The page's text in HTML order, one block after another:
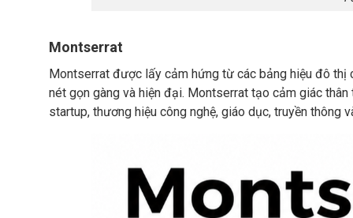
Montserrat
Montserrat được lấy cảm hứng từ các bảng hiệu đô
nét gọn gàng và hiện đại. Montserrat tạo cảm giác
startup, thương hiệu công nghệ, giáo dục, truyền thông